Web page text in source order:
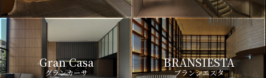
Gran Casa
グランカーサ
BRANSIESTA
ブランシエスタ